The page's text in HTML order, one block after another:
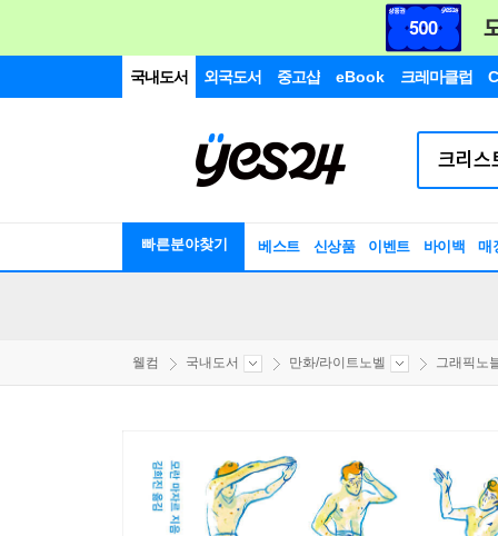
국내도서 외국도서 중고샵 eBook 크레마클럽
빠른분야찾기 베스트 신상품 이벤트 바이백 매
웰컴 국내도서 만화/라이트노벨 그래픽노